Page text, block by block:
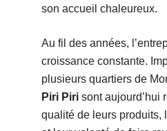
son accueil chaleureux.
Au fil des années,
croissance constante.
plusieurs quartiers de
Piri Pirisont aujourd’hui
qualité de leurs produits,